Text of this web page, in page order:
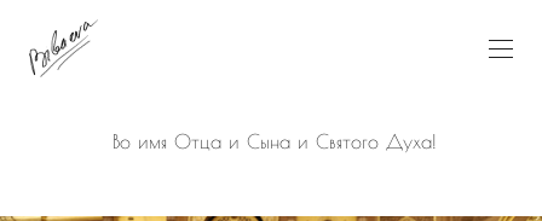
Во имя Отца и Сына и Святого Духа!